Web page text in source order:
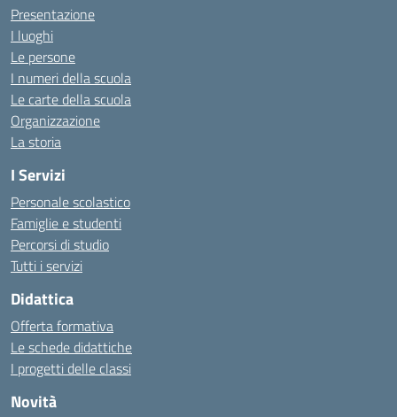
Presentazione
I luoghi
Le persone
I numeri della scuola
Le carte della scuola
Organizzazione
La storia
I Servizi
Personale scolastico
Famiglie e studenti
Percorsi di studio
Tutti i servizi
Didattica
Offerta formativa
Le schede didattiche
I progetti delle classi
Novità